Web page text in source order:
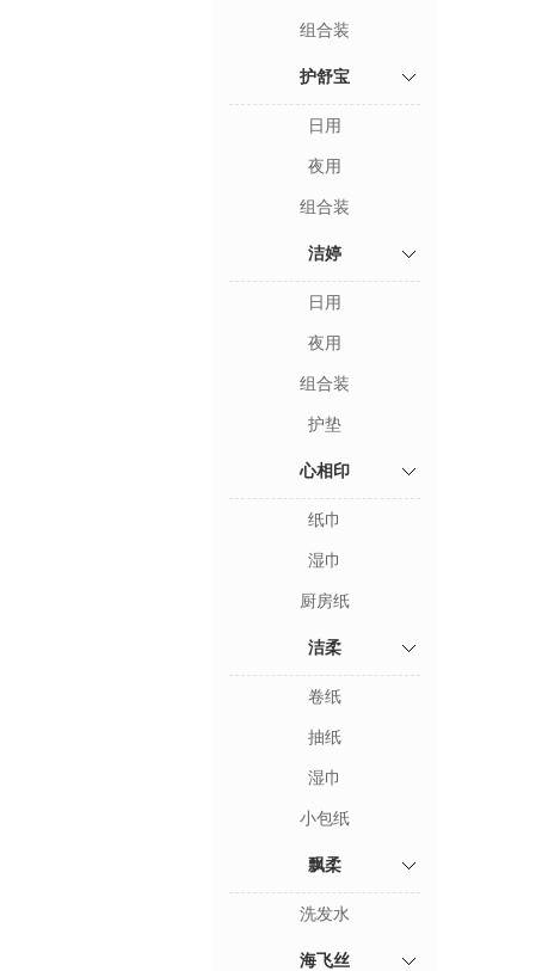
组合装
护舒宝
日用
夜用
组合装
洁婷
日用
夜用
组合装
护垫
心相印
纸巾
湿巾
厨房纸
洁柔
卷纸
抽纸
湿巾
小包纸
飘柔
洗发水
海飞丝